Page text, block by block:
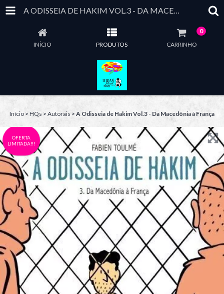
A ODISSEIA DE HAKIM VOL.3 - DA MACEDÔNIA À FRANÇA
INÍCIO PRODUTOS CARRINHO
0
Início > HQs > Autorais > A Odisseia de Hakim Vol.3 - Da Macedônia à França
OFERTA
LIMITADA!!!